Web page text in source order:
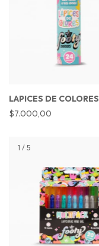
LAPICES DE COLORES
$7.000,00
1 / 5